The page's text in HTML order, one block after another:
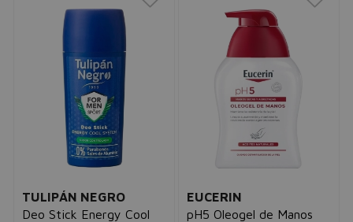
TULIPÁN NEGRO
Deo Stick Energy Cool
EUCERIN
pH5 Oleogel de Manos